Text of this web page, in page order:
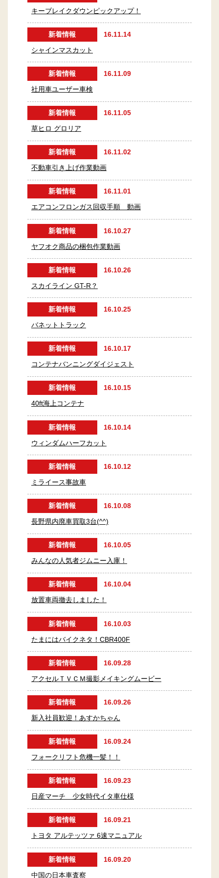
キーブレイクダウンピックアップ！
新着情報 16.11.14
シャインマスカット
新着情報 16.11.09
社用車ユーザー車検
新着情報 16.11.05
草ヒロ グロリア
新着情報 16.11.02
不動車引き上げ作業動画
新着情報 16.11.01
エアコンフロンガス回収手順 動画
新着情報 16.10.27
ヤフオク商品の梱包作業動画
新着情報 16.10.26
スカイライン GT-R？
新着情報 16.10.25
バネットトラック
新着情報 16.10.17
コンテナバンニングダイジェスト
新着情報 16.10.15
40ft海上コンテナ
新着情報 16.10.14
ウィンダムハーフカット
新着情報 16.10.12
ミライース事故車
新着情報 16.10.08
長野県内廃車買取3台(^^)
新着情報 16.10.05
みんなの人気者ジムニー入庫！
新着情報 16.10.04
放置車両撤去しました！
新着情報 16.10.03
たまにはバイクネタ！CBR400F
新着情報 16.09.28
アクセルＴＶＣＭ撮影メイキングムービー
新着情報 16.09.26
新入社員歓迎！あすかちゃん
新着情報 16.09.24
フォークリフト危機一髪！！
新着情報 16.09.23
日産マーチ 少女時代イタ車仕様
新着情報 16.09.21
トヨタ アルテッツァ 6速マニュアル
新着情報 16.09.20
中国の日本車査察